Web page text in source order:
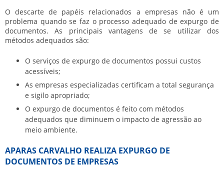
O descarte de papéis relacionados a empresas não é um
problema quando se faz o processo adequado deexpurgo de
documentos. As principais vantagens de se utilizar dos
métodos adequados são:
O serviços de expurgo de documentos possui custos
acessíveis;
As empresas especializadas certificam a total segurança
e sigilo apropriado;
O expurgo de documentos é feito com métodos
adequados que diminuem o impacto de agressão ao
meio ambiente.
APARAS CARVALHO REALIZA EXPURGO DE
DOCUMENTOS DE EMPRESAS